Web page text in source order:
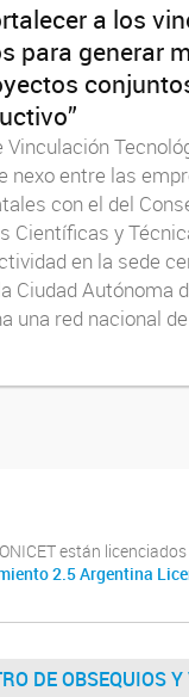
a los
para generar
Vinculación
nexo entre las
con el del
Científicas y
en la sede
Ciudad Autónoma
una red nacional
están
2.5 Argentina
DE OBSEQUIOS